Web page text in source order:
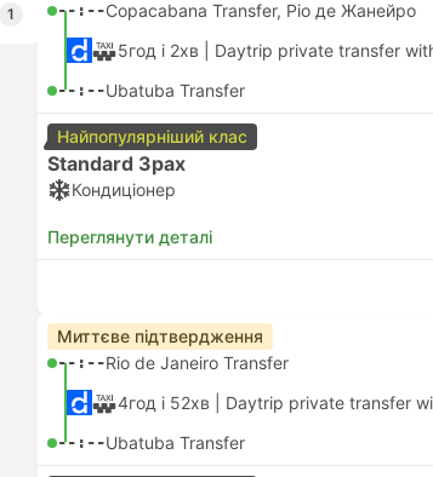
1 --:--Copacabana Transfer, Ріо де Жанейро
5год і 2хв | Daytrip private transfer
--:--Ubatuba Transfer
Найпопулярніший клас
Standard 3pax
Кондиціонер
Переглянути деталі
Миттєве підтвердження
--:--Rio de Janeiro Transfer
4год і 52хв | Daytrip private transfer
--:--Ubatuba Transfer